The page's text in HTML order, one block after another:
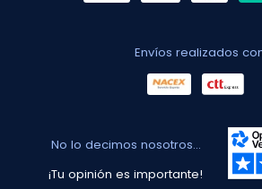
Envíos realizados
No lo decimos nosotros...
¡Tu opinión es importante!